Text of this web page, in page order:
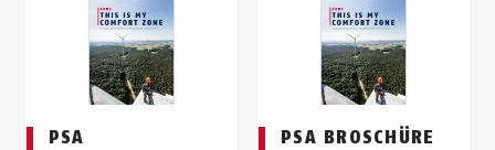
PSA
PSA BROSCHÜRE